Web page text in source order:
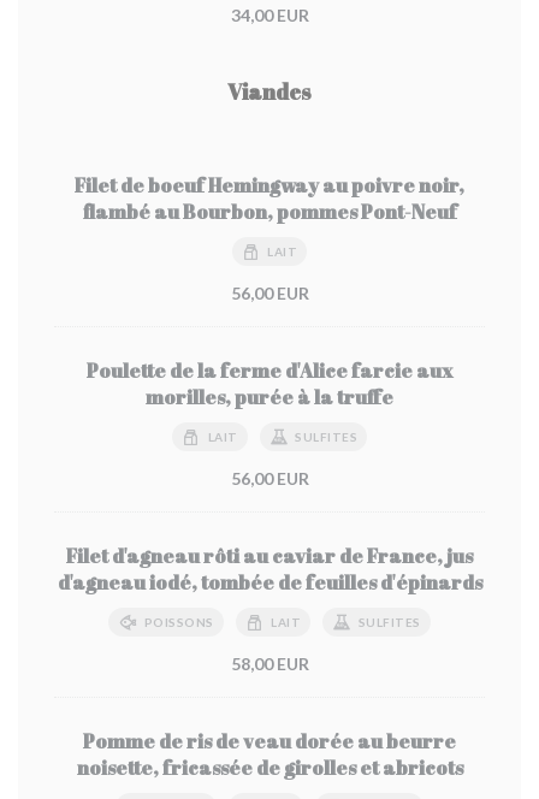
34,00 EUR
Viandes
Filet de boeuf Hemingway au poivre noir,
flambé au Bourbon, pommes Pont-Neuf
LAIT
56,00 EUR
Poulette de la ferme d'Alice farcie aux
morilles, purée à la truffe
LAIT SULFITES
56,00 EUR
Filet d'agneau rôti au caviar de France, jus
d'agneau iodé, tombée de feuilles d'épinards
POISSONS LAIT SULFITES
58,00 EUR
Pomme de ris de veau dorée au beurre
noisette, fricassée de girolles et abricots